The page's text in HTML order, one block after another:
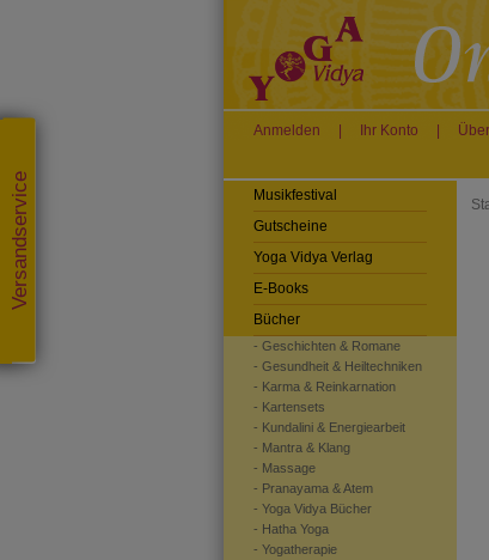
Versandservice
Anmelden Ihr Konto
Musikfestival
Gutscheine
Yoga Vidya Verlag
E-Books
Bücher
- Geschichten & Romane
- Gesundheit & Heiltechniken
- Karma & Reinkarnation
- Kartensets
- Kundalini & Energiearbeit
- Mantra & Klang
- Massage
- Pranayama & Atem
- Yoga Vidya Bücher
- Hatha Yoga
- Yogatherapie